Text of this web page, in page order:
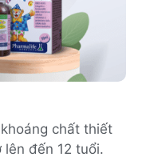
chất thiết
đến 12 tuổi.